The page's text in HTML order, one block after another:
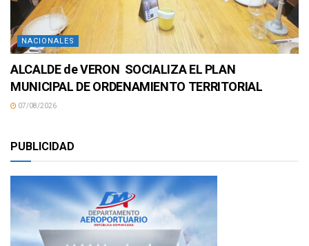
NACIONALES
ALCALDE de VERON SOCIALIZA EL PLAN
MUNICIPAL DE ORDENAMIENTO TERRITORIAL
07/08/2026
PUBLICIDAD